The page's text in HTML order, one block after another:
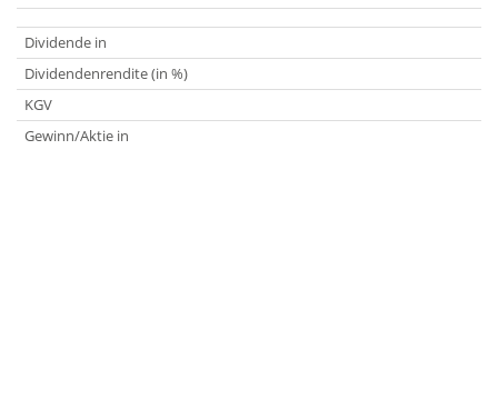
Dividende in
Dividendenrendite (in %)
KGV
Gewinn/Aktie in